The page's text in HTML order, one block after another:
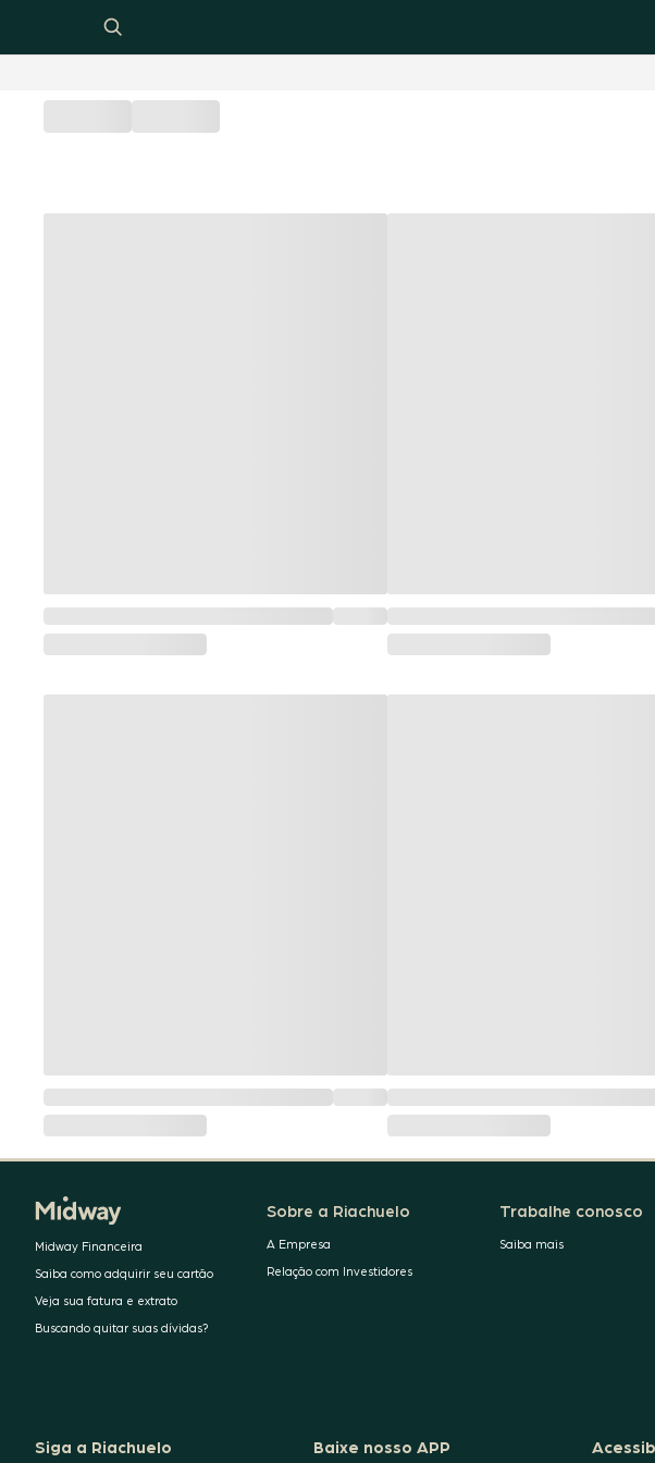
Midway Financeira
Saiba como adquirir seu cartão
Veja sua fatura e extrato
Buscando quitar suas dívidas?
Sobre a Riachuelo
A Empresa
Relação com Investidores
Trabalhe conosco
Saiba mais
Siga a Riachuelo Baixe nosso APP